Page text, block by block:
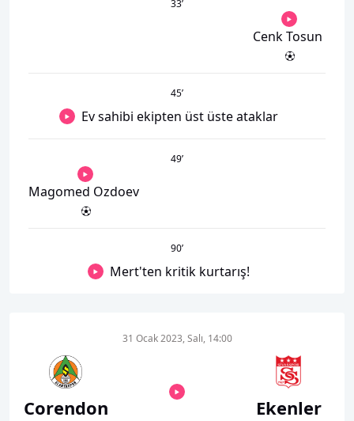
33’
Cenk Tosun
45’
Ev sahibi ekipten üst üste ataklar
49’
Magomed Ozdoev
90’
Mert'ten kritik kurtarış!
Corendon
31 Ocak 2023, Salı, 14:00
Ekenler